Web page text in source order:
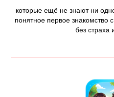
которые ещё не знают ни
понятное первое знакомство
без страха